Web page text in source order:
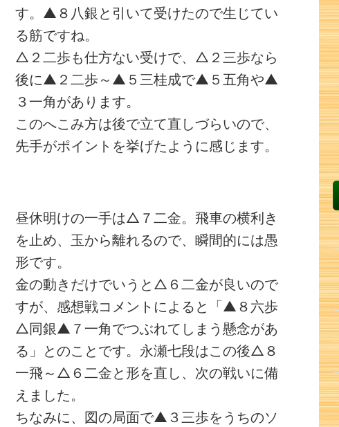
す。▲８八銀と引いて受けたので生じてい
る筋ですね。
△２二歩も仕方ない受けで、△２三歩なら
後に▲２二歩～▲５三桂成で▲５五角や▲
３一角があります。
このへこみ方は後で立て直しづらいので、
先手がポイントを挙げたように感じます。
昼休明けの一手は△７二金。飛車の横利き
を止め、玉から離れるので、瞬間的には愚
形です。
金の動きだけでいうと△６二金が良いので
すが、感想戦コメントによると「▲８六歩
△同銀▲７一角でつぶれてしまう懸念があ
る」とのことです。永瀬七段はこの後△８
一飛～△６二金と形を直し、次の戦いに備
えました。
ちなみに、図の局面で▲３三歩をうちのソ